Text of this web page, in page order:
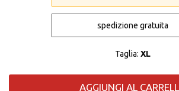
spedizione gratuita
Taglia: XL
AGGIUNGI AL